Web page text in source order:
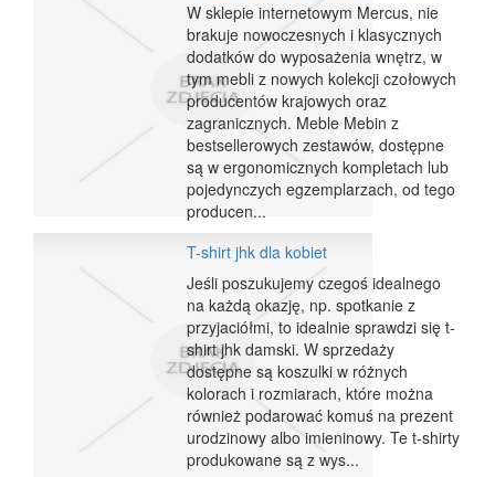
W sklepie internetowym Mercus, nie
brakuje nowoczesnych i klasycznych
dodatków do wyposażenia wnętrz, w
tym mebli z nowych kolekcji czołowych
producentów krajowych oraz
zagranicznych. Meble Mebin z
bestsellerowych zestawów, dostępne
są w ergonomicznych kompletach lub
pojedynczych egzemplarzach, od tego
producen...
T-shirt jhk dla kobiet
Jeśli poszukujemy czegoś idealnego
na każdą okazję, np. spotkanie z
przyjaciółmi, to idealnie sprawdzi się t-
shirt jhk damski. W sprzedaży
dostępne są koszulki w różnych
kolorach i rozmiarach, które można
również podarować komuś na prezent
urodzinowy albo imieninowy. Te t-shirty
produkowane są z wys...